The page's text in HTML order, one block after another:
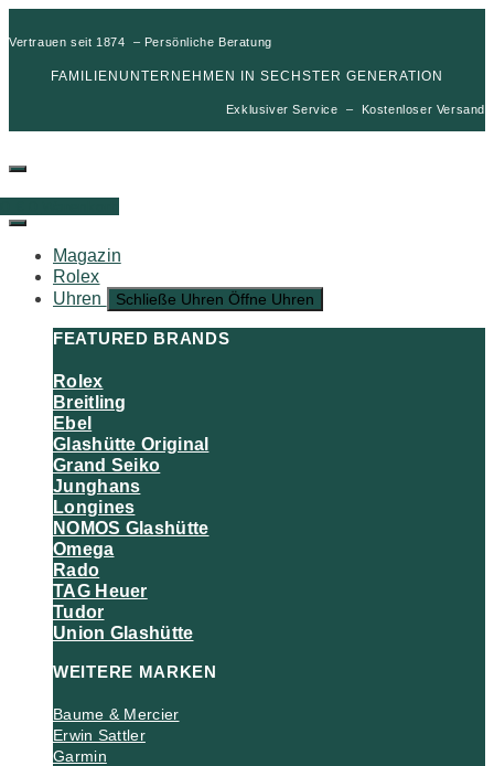
Vertrauen seit 1874 – Persönliche Beratung
FAMILIENUNTERNEHMEN IN SECHSTER GENERATION
Exklusiver Service – Kostenloser Versand
Magazin
Rolex
Uhren
Schließe Uhren Öffne Uhren
FEATURED BRANDS
Rolex
Breitling
Ebel
Glashütte Original
Grand Seiko
Junghans
Longines
NOMOS Glashütte
Omega
Rado
TAG Heuer
Tudor
Union Glashütte
WEITERE MARKEN
Baume & Mercier
Erwin Sattler
Garmin